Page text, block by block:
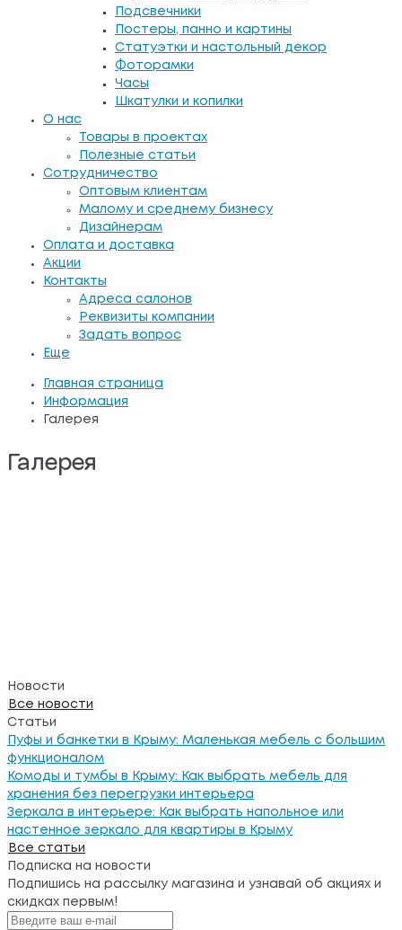
Подсвечники
Постеры, панно и картины
Статуэтки и настольный декор
Фоторамки
Часы
Шкатулки и копилки
О нас
Товары в проектах
Полезные статьи
Сотрудничество
Оптовым клиентам
Малому и среднему бизнесу
Дизайнерам
Оплата и доставка
Акции
Контакты
Адреса салонов
Реквизиты компании
Задать вопрос
Еще
Главная страница
Информация
Галерея
Галерея
Новости
Все новости
Статьи
Пуфы и банкетки в Крыму: Маленькая мебель с большим
функционалом
Комоды и тумбы в Крыму: Как выбрать мебель для
хранения без перегрузки интерьера
Зеркала в интерьере: Как выбрать напольное или
настенное зеркало для квартиры в Крыму
Все статьи
Подписка на новости
Подпишись на рассылку магазина и узнавай об акциях и
скидках первым!